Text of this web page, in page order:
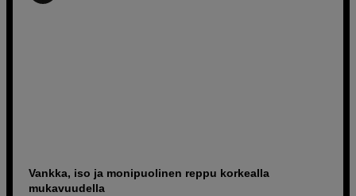
Vankka, iso ja monipuolinen reppu korkealla
mukavuudella